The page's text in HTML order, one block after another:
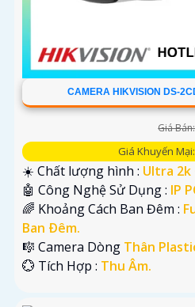
CAMERA HIKVISION DS-
Giá Bán:
Giá Khuyến
☀️ Chất lượng hình : Ultra 2k
🤖️ Công Nghệ Sử Dụng : IP
🌈 Khoảng Cách Ban Đêm :
Ban Ðêm.
🎼️ Camera Dòng Thân
️💮 Tích Hợp : Thu Âm.